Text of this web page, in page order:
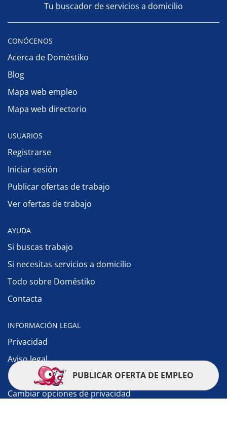
Tu buscador de servicios a domicilio
CONÓCENOS
Acerca de Doméstiko
Blog
Mapa web empleo
Mapa web directorio
USUARIOS
Registrarse
Iniciar sesión
Publicar ofertas de trabajo
Ver ofertas de trabajo
AYUDA
Si buscas trabajo
Si necesitas servicios a domicilio
Todo sobre Doméstiko
Contacta
INFORMACIÓN LEGAL
Privacidad
Aviso legal
Política de cookies
Cambiar opciones de privacidad
PUBLICAR OFERTA DE EMPLEO